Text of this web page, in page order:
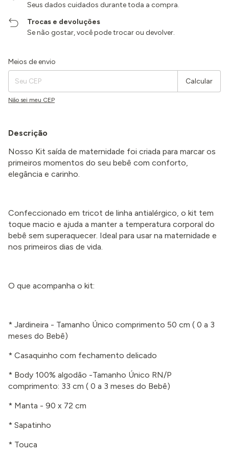
Seus dados cuidados durante toda a compra.
Trocas e devoluções
Se não gostar, você pode trocar ou devolver.
Entregas para o CEP:
Meios de envio
Calcular
Não sei meu CEP
Descrição
Nosso Kit saída de maternidade foi criada para marcar os
primeiros momentos do seu bebê com conforto,
elegância e carinho.
Confeccionado em tricot de linha antialérgico, o kit tem
toque macio e ajuda a manter a temperatura corporal do
bebê sem superaquecer. Ideal para usar na maternidade e
nos primeiros dias de vida.
O que acompanha o kit:
* Jardineira - Tamanho Único comprimento 50 cm ( 0 a 3
meses do Bebê)
* Casaquinho com fechamento delicado
* Body 100% algodão -Tamanho Único RN/P
comprimento: 33 cm ( 0 a 3 meses do Bebê)
* Manta - 90 x 72 cm
* Sapatinho
* Touca